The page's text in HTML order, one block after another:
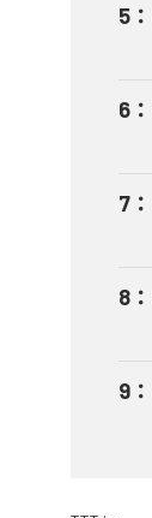
5 ：
6 ：
7 ：
8 ：
9 ：